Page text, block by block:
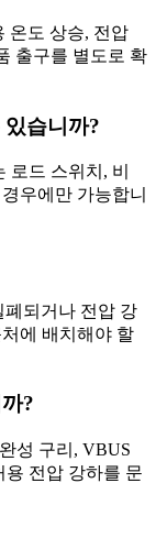
온도 상승, 전압
출구를 별도로 확
습니까?
로드 스위치, 비
우에만 가능합니
폐되거나 전압 강
에 배치해야 할
?
성 구리, VBUS
용 전압 강하를 문